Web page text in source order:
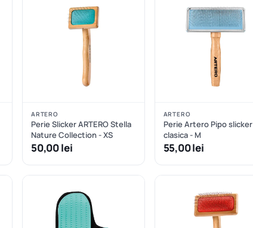
ARTERO
Perie Slicker ARTERO Stella
Nature Collection - XS
50,00 lei
ARTERO
Perie Artero Pipo slicker
clasica - M
55,00 lei